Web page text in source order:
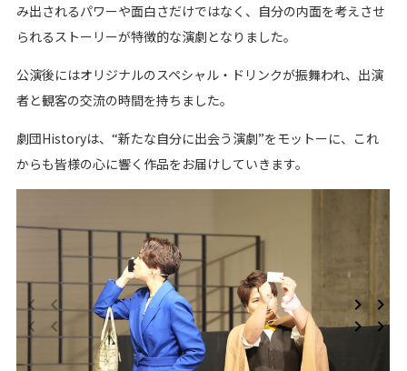
み出されるパワーや面白さだけではなく、自分の内面を考えさせ
られるストーリーが特徴的な演劇となりました。
公演後にはオリジナルのスペシャル・ドリンクが振舞われ、出演
者と観客の交流の時間を持ちました。
劇団Historyは、“新たな自分に出会う演劇”をモットーに、これ
からも皆様の心に響く作品をお届けしていきます。